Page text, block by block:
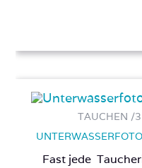
TAUCHEN /
Fast jede